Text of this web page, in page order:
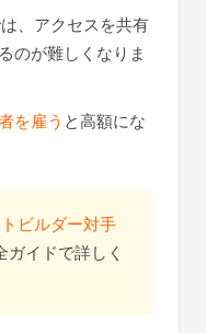
、アクセスを共有
のが難しくなりま
を雇う と高額にな
ビルダー対手
ガイドで詳しく